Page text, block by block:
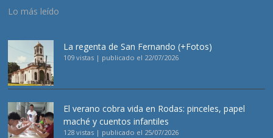
Lo más leído
La regenta de San Fernando (+Fotos)
109 vistas | publicado el 22/07/2026
El verano cobra vida en Rodas: pinceles, papel
maché y cuentos infantiles
128 vistas | publicado el 25/07/2026